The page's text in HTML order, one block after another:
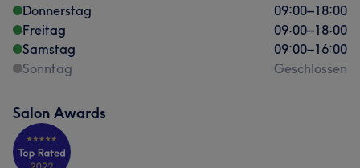
Donnerstag
09:00–18:00
Freitag
09:00–18:00
Samstag
09:00–16:00
Sonntag
Geschlossen
Salon Awards